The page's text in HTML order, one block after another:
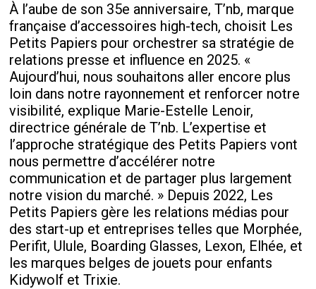
À l’aube de son 35e anniversaire, T’nb, marque
française d’accessoires high-tech, choisit Les
Petits Papiers pour orchestrer sa stratégie de
relations presse et influence en 2025. «
Aujourd’hui, nous souhaitons aller encore plus
loin dans notre rayonnement et renforcer notre
visibilité, explique Marie-Estelle Lenoir,
directrice générale de T’nb. L’expertise et
l’approche stratégique des Petits Papiers vont
nous permettre d’accélérer notre
communication et de partager plus largement
notre vision du marché. » Depuis 2022, Les
Petits Papiers gère les relations médias pour
des start-up et entreprises telles que Morphée,
Perifit, Ulule, Boarding Glasses, Lexon, Elhée, et
les marques belges de jouets pour enfants
Kidywolf et Trixie.